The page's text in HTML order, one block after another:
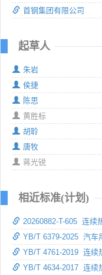
首钢集团有限公司
起草人
朱岩
侯捷
陈思
黄胜标
胡聆
唐牧
蒋光锐
相近标准(计划)
20260882-T-605 连续
YB/T 6379-2025 汽车
YB/T 4761-2019 连续
YB/T 4634-2017 连续